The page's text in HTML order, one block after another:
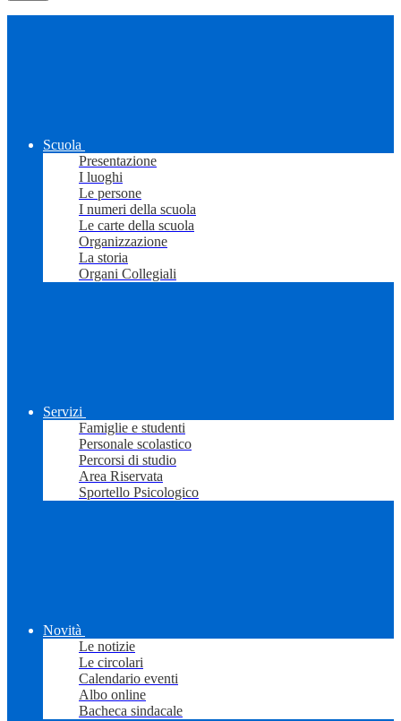
Scuola
Presentazione
I luoghi
Le persone
I numeri della scuola
Le carte della scuola
Organizzazione
La storia
Organi Collegiali
Servizi
Famiglie e studenti
Personale scolastico
Percorsi di studio
Area Riservata
Sportello Psicologico
Novità
Le notizie
Le circolari
Calendario eventi
Albo online
Bacheca sindacale